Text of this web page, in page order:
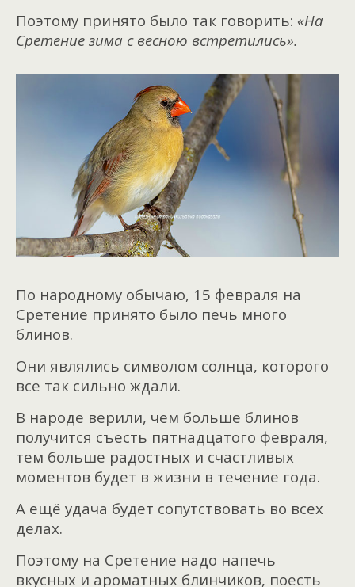
Поэтому принято было так говорить: «На
Сретение зима с весною встретились».
По народному обычаю, 15 февраля на
Сретение принято было печь много
блинов.
Они являлись символом солнца, которого
все так сильно ждали.
В народе верили, чем больше блинов
получится съесть пятнадцатого февраля,
тем больше радостных и счастливых
моментов будет в жизни в течение года.
А ещё удача будет сопутствовать во всех
делах.
Поэтому на Сретение надо напечь
вкусных и ароматных блинчиков, поесть